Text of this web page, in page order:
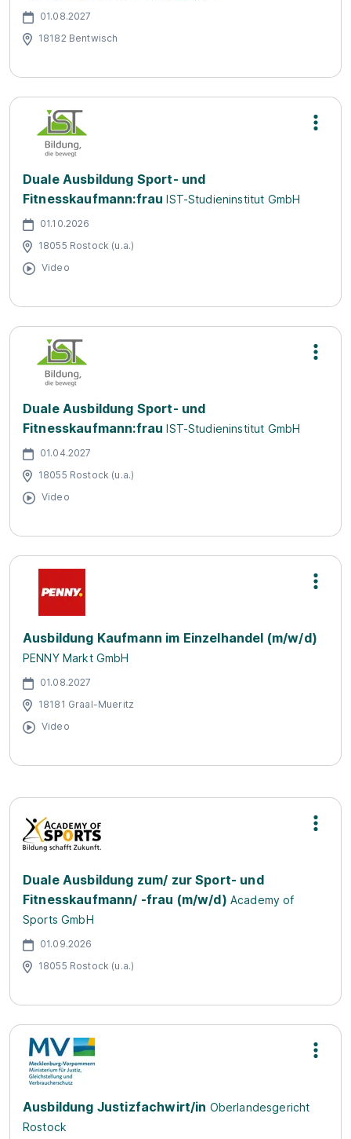
01.08.2027
18182 Bentwisch
Duale Ausbildung Sport- und
Fitnesskaufmann:frau IST-Studieninstitut GmbH
01.10.2026
18055 Rostock (u.a.)
Video
Duale Ausbildung Sport- und
Fitnesskaufmann:frau IST-Studieninstitut GmbH
01.04.2027
18055 Rostock (u.a.)
Video
Ausbildung Kaufmann im Einzelhandel (m/w/d)
PENNY Markt GmbH
01.08.2027
18181 Graal-Mueritz
Video
Duale Ausbildung zum/ zur Sport- und
Fitnesskaufmann/ -frau (m/w/d) Academy of
Sports GmbH
01.09.2026
18055 Rostock (u.a.)
Ausbildung Justizfachwirt/in Oberlandesgericht
Rostock